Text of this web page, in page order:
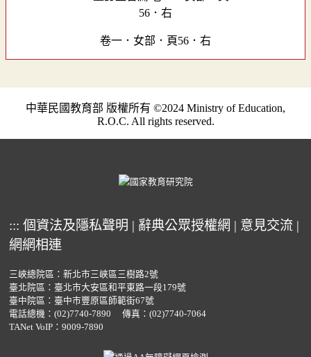
卷一．女部．頁56．右
中華民國教育部 版權所有 ©2024 Ministry of Education,
R.O.C. All rights reserved.
::: 個資法及隱私聲明 | 辭典公眾授權網 | 意見交流 |
網網相連
三峽總院區：新北市三峽區三樹路2號
臺北院區：臺北市大安區和平東路一段179號
臺中院區：臺中市豐原區師範街67號
電話總機： (02)7740-7890
傳真：(02)7740-7064
TANet VoIP：9009-7890